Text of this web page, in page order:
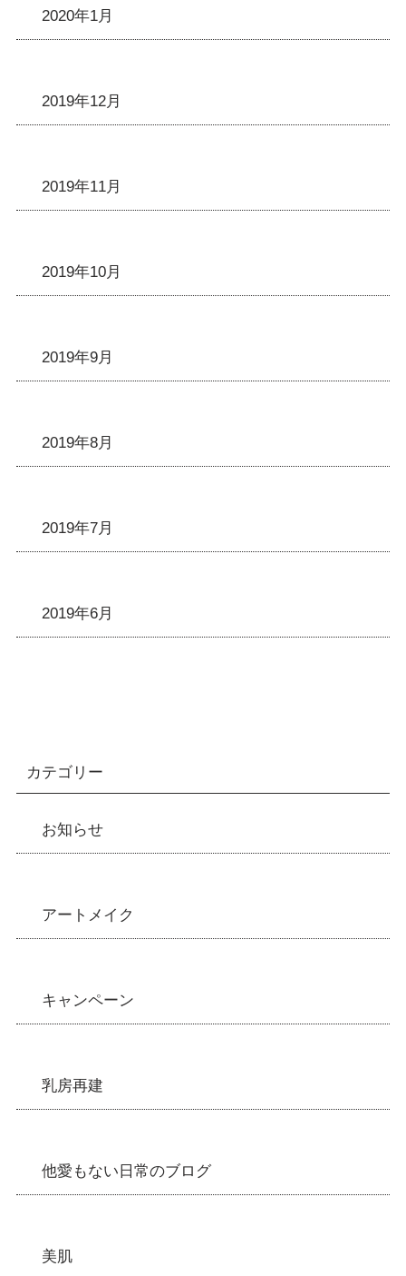
2020年1月
2019年12月
2019年11月
2019年10月
2019年9月
2019年8月
2019年7月
2019年6月
カテゴリー
お知らせ
アートメイク
キャンペーン
乳房再建
他愛もない日常のブログ
美肌